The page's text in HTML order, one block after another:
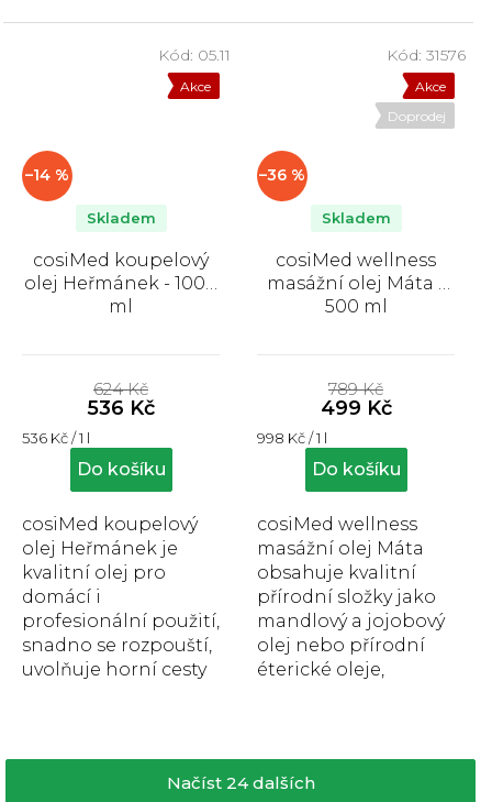
Akce
–14 %
cosiMed koupelový
olej Heřmánek - 1000
ml
produktu
5,0
Skladem
624 Kč
536 Kč
Měrná
536 Kč / 1 l
Do košíku
cosiMed koupelový
olej Heřmánek je
kvalitní olej pro
domácí i
profesionální použití,
snadno se rozpouští,
uvolňuje horní cesty
Kód: 05.11
Akce
Doprodej
–36 %
cosiMed wellness
masážní olej Máta -
500 ml
produktu
5,0
Skladem
789 Kč
499 Kč
Měrná
998 Kč / 1 l
Do košíku
cosiMed wellness
masážní olej Máta
obsahuje kvalitní
přírodní složky jako
mandlový a jojobový
olej nebo přírodní
éterické oleje,
Kód: 31576
Načíst 24 dalších